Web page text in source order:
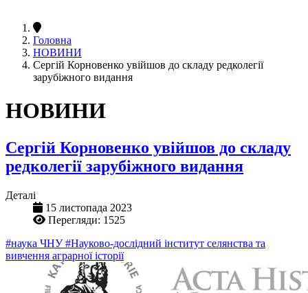
Головна
НОВИНИ
Сергій Корновенко увійшов до складу редколегії
зарубіжного видання
НОВИНИ
Сергій Корновенко увійшов до складу
редколегії зарубіжного видання
Деталі
15 листопада 2023
Перегляди: 1525
#наука ЧНУ#Науково-дослідний інститут селянства та
вивчення аграрної історії